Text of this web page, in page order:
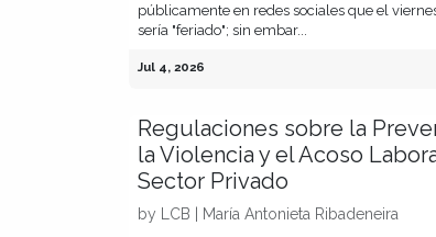
públicamente en redes sociales que el
sería "feriado"; sin embar...
Jul 4, 2026
Regulaciones sobre la
la Violencia y el Acoso
Sector Privado
by LCB | María Antonieta Ribadeneira